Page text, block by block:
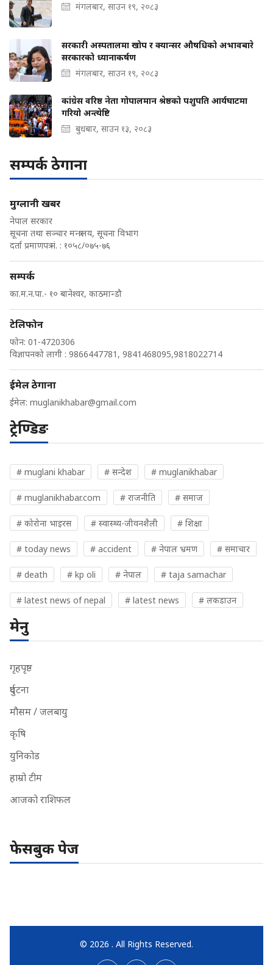
मंगलबार, साउन १९, २०८३
सरकारी अस्पतालमा खोप र क्यान्सर औषधिको अभावबारे
सरकारको ध्यानाकर्षण
मंगलबार, साउन १९, २०८३
कांग्रेस वरिष्ठ नेता गोपालमान श्रेष्ठको पशुपति आर्यघाटमा
गरियो अन्त्येष्टि
बुधबार, साउन १३, २०८३
सम्पर्क ठेगाना
मुग्लानी खबर
नेपाल सरकार
सूचना तथा सञ्चार मन्त्रालय, सूचना विभाग
दर्ता प्रमाणपत्र नं. : १०५८/०७५-७६
सम्पर्क
का.म.न.पा.- १० बानेश्वर, काठमान्डौ
टेलिफोन
फोन: 01-4720306
विज्ञापनको लागी : 9866447781, 9841468095,9818022714
ईमेल ठेगाना
ईमेल: muglanikhabar@gmail.com
ट्रेण्डिङ
# muglani khabar # सन्देश # muglanikhabar
# muglanikhabar.com # राजनीति # समाज
# कोरोना भाइरस # स्वास्थ्य-जीवनशैली # शिक्षा
# today news # accident # नेपाल भ्रमण # समाचार
# death # kp oli # नेपाल # taja samachar
# latest news of nepal # latest news # लकडाउन
मेनु
गृहपृष्ठ
दुर्घटना
मौसम / जलबायु
कृषि
युनिकोड
हाम्रो टीम
आजको राशिफल
फेसबुक पेज
© 2026 . All Rights Reserved.